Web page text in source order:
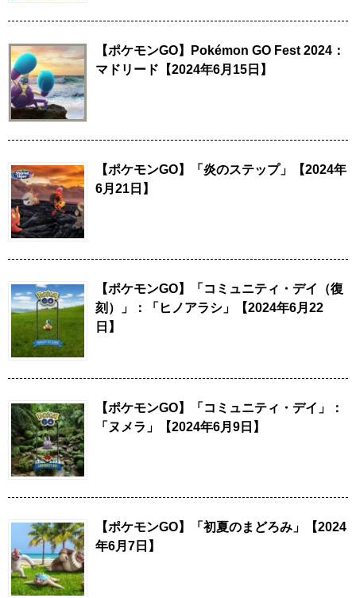
【ポケモンGO】Pokémon GO Fest 2024：
マドリード【2024年6月15日】
【ポケモンGO】「炎のステップ」【2024年
6月21日】
【ポケモンGO】「コミュニティ・デイ（復
刻）」：「ヒノアラシ」【2024年6月22
日】
【ポケモンGO】「コミュニティ・デイ」：
「ヌメラ」【2024年6月9日】
【ポケモンGO】「初夏のまどろみ」【2024
年6月7日】